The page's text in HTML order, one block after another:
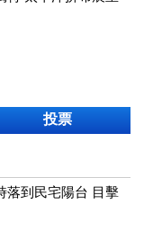
投票
落到民宅陽台 目擊